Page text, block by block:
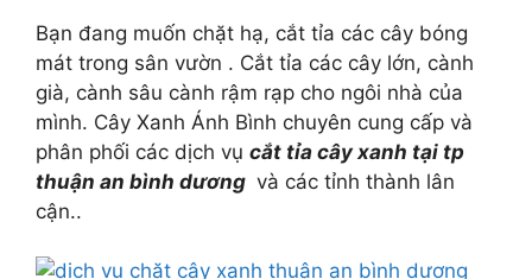
Bạn đang muốn chặt hạ, cắt tỉa các cây bóng
mát trong sân vườn . Cắt tỉa các cây lớn, cành
già, cành sâu cành rậm rạp cho ngôi nhà của
mình. Cây Xanh Ánh Bình chuyên cung cấp và
phân phối các dịch vụ cắt tỉa cây xanh tại tp
thuận an bình dương và các tỉnh thành lân
cận..